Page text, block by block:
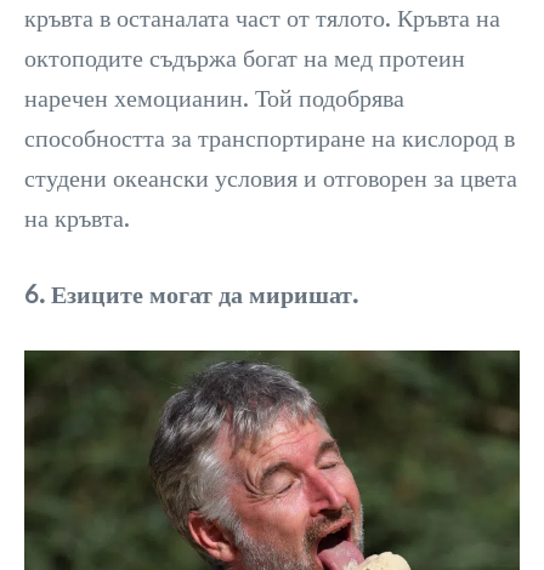
кръвта в останалата част от тялото. Кръвта на
октоподите съдържа богат на мед протеин
наречен хемоцианин. Той подобрява
способността за транспортиране на кислород в
студени океански условия и отговорен за цвета
на кръвта.
6. Езиците могат да миришат.